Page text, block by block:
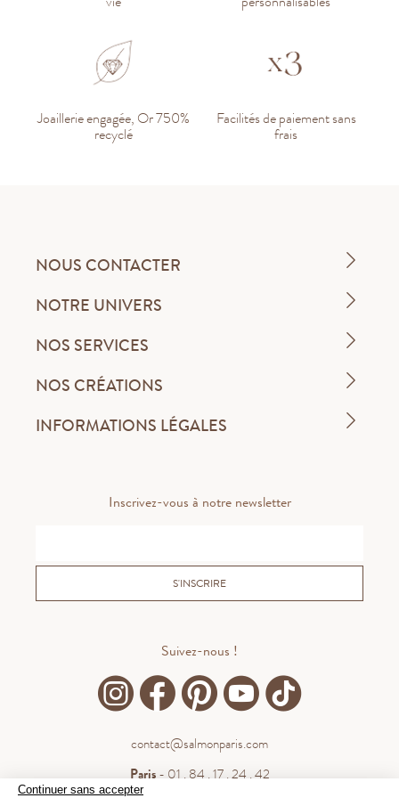
Continuer sans accepter
Joaillerie engagée, Or 750%
recyclé
Facilités de paiement sans
frais
NOUS CONTACTER
NOTRE UNIVERS
NOS SERVICES
NOS CRÉATIONS
INFORMATIONS LÉGALES
Inscrivez-vous à notre newsletter
S'INSCRIRE
Suivez-nous !
contact@salmonparis.com
Paris- 01 . 84 . 17 . 24 . 42